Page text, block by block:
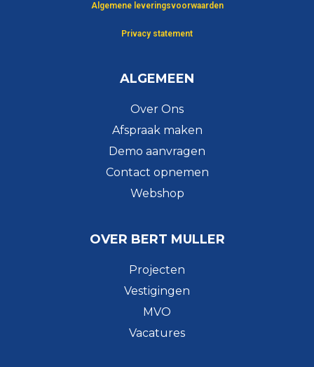
Algemene leveringsvoorwaarden
Privacy statement
ALGEMEEN
Over Ons
Afspraak maken
Demo aanvragen
Contact opnemen
Webshop
OVER BERT MULLER
Projecten
Vestigingen
MVO
Vacatures